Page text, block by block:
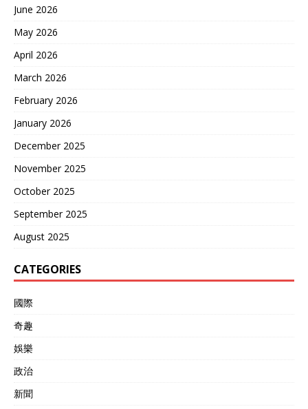
June 2026
May 2026
April 2026
March 2026
February 2026
January 2026
December 2025
November 2025
October 2025
September 2025
August 2025
CATEGORIES
國際
奇趣
娛樂
政治
新聞